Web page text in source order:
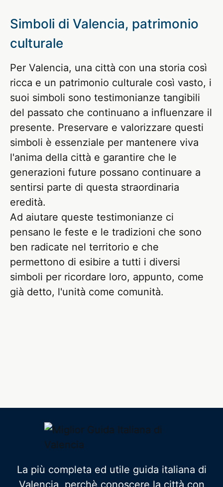
Simboli di Valencia, patrimonio
culturale
Per Valencia, una città con una storia così
ricca e un patrimonio culturale così vasto, i
suoi simboli sono testimonianze tangibili
del passato che continuano a influenzare il
presente. Preservare e valorizzare questi
simboli è essenziale per mantenere viva
l'anima della città e garantire che le
generazioni future possano continuare a
sentirsi parte di questa straordinaria
eredità.
Ad aiutare queste testimonianze ci
pensano le feste e le tradizioni che sono
ben radicate nel territorio e che
permettono di esibire a tutti i diversi
simboli per ricordare loro, appunto, come
già detto, l'unità come comunità.
La più completa ed utile guida italiana di
Valencia, perchè conoscere la città con